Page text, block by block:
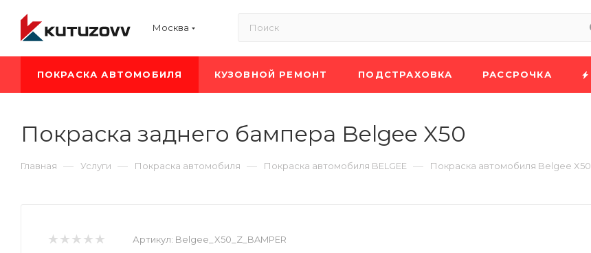
Москва
ПОКРАСКА АВТОМОБИЛЯ КУЗОВНОЙ РЕМОНТ ПОДСТРАХОВКА РАССРОЧКА
Покраска заднего бампера Belgee X50
Главная — Услуги — Покраска автомобиля — Покраска автомобиля BELGEE — Покраска автомобиля Belgee X50
Артикул: Belgee_X50_Z_BAMPER